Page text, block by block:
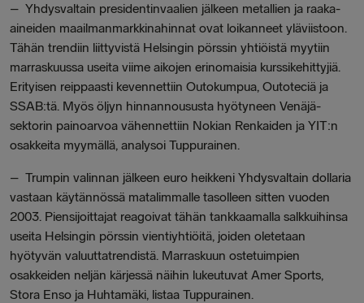
– Yhdysvaltain presidentinvaalien jälkeen metallien ja raaka-
aineiden maailmanmarkkinahinnat ovat loikanneet yläviistoon.
Tähän trendiin liittyvistä Helsingin pörssin yhtiöistä myytiin
marraskuussa useita viime aikojen erinomaisia kurssikehittyjiä.
Erityisen reippaasti kevennettiin Outokumpua, Outoteciä ja
SSAB:tä. Myös öljyn hinnannoususta hyötyneen Venäjä-
sektorin painoarvoa vähennettiin Nokian Renkaiden ja YIT:n
osakkeita myymällä, analysoi Tuppurainen.
– Trumpin valinnan jälkeen euro heikkeni Yhdysvaltain dollaria
vastaan käytännössä matalimmalle tasolleen sitten vuoden
2003. Piensijoittajat reagoivat tähän tankkaamalla salkkuihinsa
useita Helsingin pörssin vientiyhtiöitä, joiden oletetaan
hyötyvän valuuttatrendistä. Marraskuun ostetuimpien
osakkeiden neljän kärjessä näihin lukeutuvat Amer Sports,
Stora Enso ja Huhtamäki, listaa Tuppurainen.